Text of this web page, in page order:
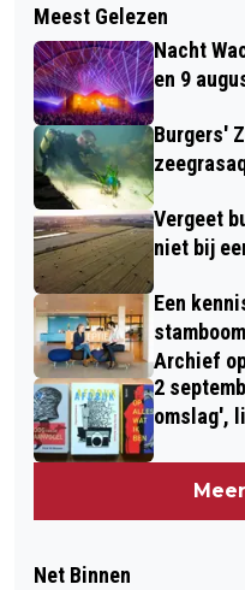
Meest Gelezen
Nacht
en 9
Burgers'
Vergeet
niet bij
Een
Archief
2
omslag',
Net Binnen